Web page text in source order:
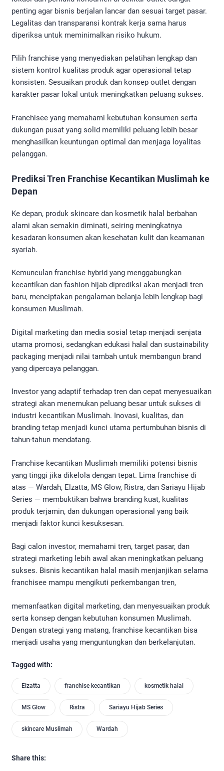
penting agar bisnis berjalan lancar dan sesuai target pasar.
Legalitas dan transparansi kontrak kerja sama harus
diperiksa untuk meminimalkan risiko hukum.
Pilih franchise yang menyediakan pelatihan lengkap dan
sistem kontrol kualitas produk agar operasional tetap
konsisten. Sesuaikan produk dan konsep outlet dengan
karakter pasar lokal untuk meningkatkan peluang sukses.
Franchisee yang memahami kebutuhan konsumen serta
dukungan pusat yang solid memiliki peluang lebih besar
menghasilkan keuntungan optimal dan menjaga loyalitas
pelanggan.
Prediksi Tren Franchise Kecantikan Muslimah ke
Depan
Ke depan, produk skincare dan kosmetik halal berbahan
alami akan semakin diminati, seiring meningkatnya
kesadaran konsumen akan kesehatan kulit dan keamanan
syariah.
Kemunculan franchise hybrid yang menggabungkan
kecantikan dan fashion hijab diprediksi akan menjadi tren
baru, menciptakan pengalaman belanja lebih lengkap bagi
konsumen Muslimah.
Digital marketing dan media sosial tetap menjadi senjata
utama promosi, sedangkan edukasi halal dan sustainability
packaging menjadi nilai tambah untuk membangun brand
yang dipercaya pelanggan.
Investor yang adaptif terhadap tren dan cepat menyesuaikan
strategi akan menemukan peluang besar untuk sukses di
industri kecantikan Muslimah. Inovasi, kualitas, dan
branding tetap menjadi kunci utama pertumbuhan bisnis di
tahun-tahun mendatang.
Franchise kecantikan Muslimah memiliki potensi bisnis
yang tinggi jika dikelola dengan tepat. Lima franchise di
atas — Wardah, Elzatta, MS Glow, Ristra, dan Sariayu Hijab
Series — membuktikan bahwa branding kuat, kualitas
produk terjamin, dan dukungan operasional yang baik
menjadi faktor kunci kesuksesan.
Bagi calon investor, memahami tren, target pasar, dan
strategi marketing lebih awal akan meningkatkan peluang
sukses. Bisnis kecantikan halal masih menjanjikan selama
franchisee mampu mengikuti perkembangan tren,
memanfaatkan digital marketing, dan menyesuaikan produk
serta konsep dengan kebutuhan konsumen Muslimah.
Dengan strategi yang matang, franchise kecantikan bisa
menjadi usaha yang menguntungkan dan berkelanjutan.
Tagged with:
Elzatta franchise kecantikan kosmetik halal
MS Glow Ristra Sariayu Hijab Series
skincare Muslimah Wardah
Share this: